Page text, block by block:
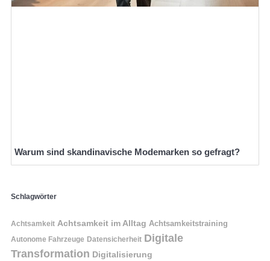
Warum sind skandinavische Modemarken so gefragt?
Schlagwörter
Achtsamkeit Achtsamkeit im Alltag Achtsamkeitstraining
Autonome Fahrzeuge Datensicherheit Digitale
Transformation Digitalisierung